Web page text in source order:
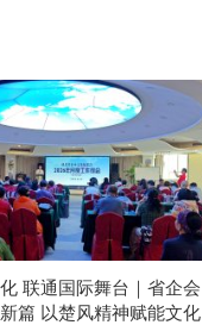
联通国际舞台｜省企会
篇 以楚风精神赋能文化